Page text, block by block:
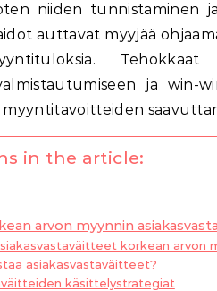
niiden tunnistaminen
auttavat myyjää
Tehokkaat
ja win-
myyntitavoitteiden
in the article:
arvon myynnin
korkean arvon
asiakasvastaväitteet?
käsittelystrategiat